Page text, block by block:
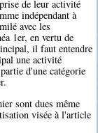
de leur activité
indépendant à
avec les
1er, en vertu de
il faut entendre
une activité
d'une catégorie
sont dues même
visée à l'article